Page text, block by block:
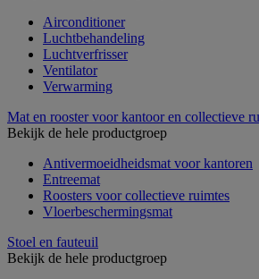
Airconditioner
Luchtbehandeling
Luchtverfrisser
Ventilator
Verwarming
Mat en rooster voor kantoor en collectieve
Bekijk de hele productgroep
Antivermoeidheidsmat voor kantoren
Entreemat
Roosters voor collectieve ruimtes
Vloerbeschermingsmat
Stoel en fauteuil
Bekijk de hele productgroep